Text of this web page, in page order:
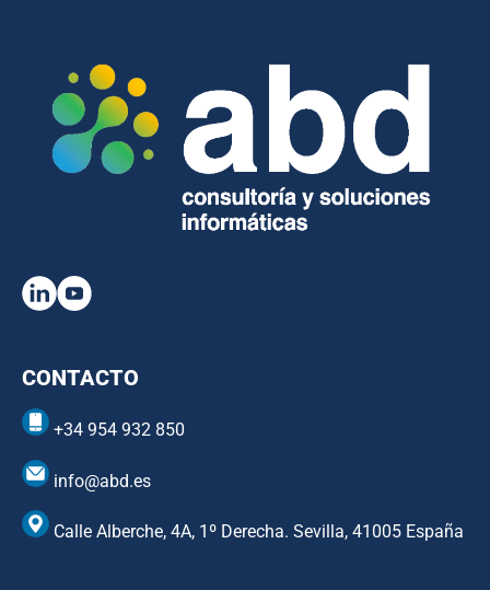
CONTACTO
+34 954 932 850
info@abd.es
Calle Alberche, 4A, 1º Derecha. Sevilla, 41005 España